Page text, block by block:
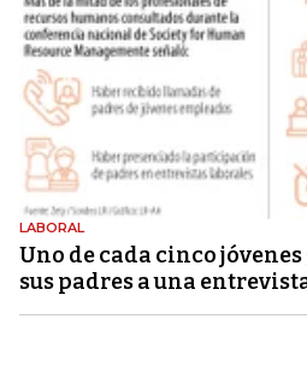
LABORAL
Uno de cada cinco
sus padres a una